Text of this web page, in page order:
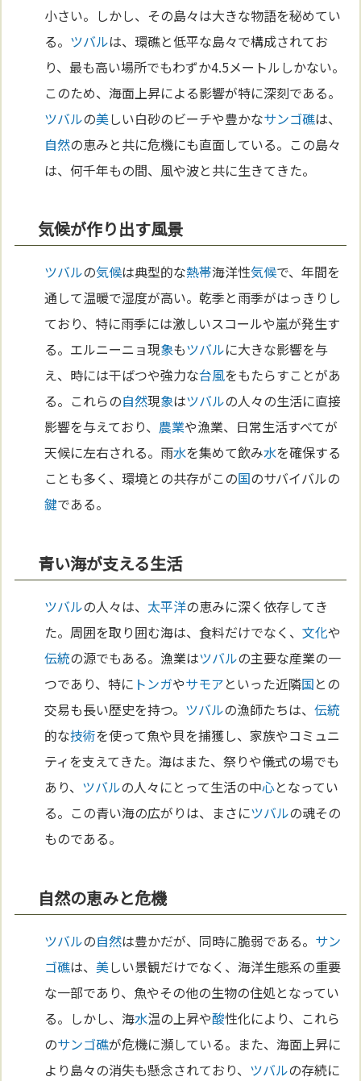
小さい。しかし、その島々は大きな物語を秘めてい
る。 ツバルは、環礁と低平な島々で構成されてお
り、最も高い場所でもわずか4.5メートルしかない。
このため、海面上昇による影響が特に深刻である。
ツバルの美しい白砂のビーチや豊かなサンゴ礁は、
自然の恵みと共に危機にも直面している。この島々
は、何千年もの間、風や波と共に生きてきた。
気候が作り出す風景
ツバルの気候は典型的な熱帯海洋性気候で、年間を
通して温暖で湿度が高い。乾季と雨季がはっきりし
ており、特に雨季には激しいスコールや嵐が発生す
る。エルニーニョ現象もツバルに大きな影響を与
え、時には干ばつや強力な台風をもたらすことがあ
る。これらの自然現象はツバルの人々の生活に直接
影響を与えており、 農業や漁業、日常生活すべてが
天候に左右される。雨水を集めて飲み水を確保する
ことも多く、環境との共存がこの国のサバイバルの
鍵である。
青い海が支える生活
ツバルの人々は、 太平洋の恵みに深く依存してき
た。周囲を取り囲む海は、食料だけでなく、文化や
伝統の源でもある。漁業はツバルの主要な産業の一
つであり、特に トンガやサモアといった近隣国との
交易も長い歴史を持つ。 ツバルの漁師たちは、伝統
的な技術を使って魚や貝を捕獲し、家族やコミュニ
ティを支えてきた。海はまた、祭りや儀式の場でも
あり、 ツバルの人々にとって生活の中心となってい
る。この青い海の広がりは、まさにツバルの魂その
ものである。
自然の恵みと危機
ツバルの自然は豊かだが、同時に脆弱である。 サン
ゴ礁は、美しい景観だけでなく、海洋生態系の重要
な一部であり、魚やその他の生物の住処となってい
る。しかし、海水温の上昇や酸性化により、これら
のサンゴ礁が危機に瀕している。また、海面上昇に
より島々の消失も懸念されており、 ツバルの存続に